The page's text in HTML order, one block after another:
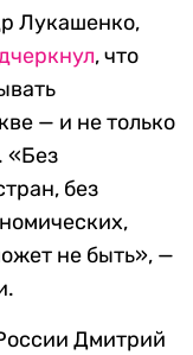
Лукашенко,
, что
— и не только
«Без
без
не быть», —
Дмитрий